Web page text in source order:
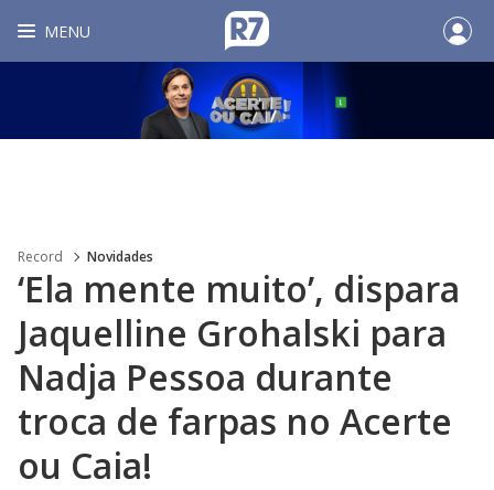
MENU
Record Novidades
‘Ela mente muito’, dispara
Jaquelline Grohalski para
Nadja Pessoa durante
troca de farpas no Acerte
ou Caia!